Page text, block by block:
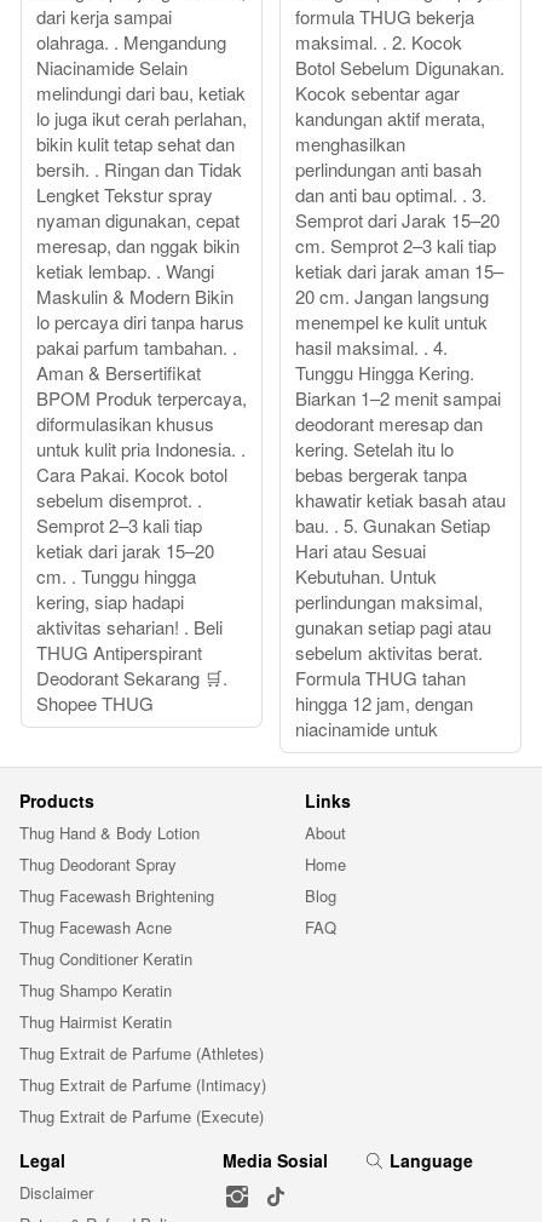
dari kerja sampai
olahraga. . Mengandung
Niacinamide Selain
melindungi dari bau, ketiak
lo juga ikut cerah perlahan,
bikin kulit tetap sehat dan
bersih. . Ringan dan Tidak
Lengket Tekstur spray
nyaman digunakan, cepat
meresap, dan nggak bikin
ketiak lembap. . Wangi
Maskulin & Modern Bikin
lo percaya diri tanpa harus
pakai parfum tambahan. .
Aman & Bersertifikat
BPOM Produk terpercaya,
diformulasikan khusus
untuk kulit pria Indonesia. .
Cara Pakai. Kocok botol
sebelum disemprot. .
Semprot 2–3 kali tiap
ketiak dari jarak 15–20
cm. . Tunggu hingga
kering, siap hadapi
aktivitas seharian! . Beli
THUG Antiperspirant
Deodorant Sekarang 🛒.
Shopee THUG
formula THUG bekerja
maksimal. . 2. Kocok
Botol Sebelum Digunakan.
Kocok sebentar agar
kandungan aktif merata,
menghasilkan
perlindungan anti basah
dan anti bau optimal. . 3.
Semprot dari Jarak 15–20
cm. Semprot 2–3 kali tiap
ketiak dari jarak aman 15–
20 cm. Jangan langsung
menempel ke kulit untuk
hasil maksimal. . 4.
Tunggu Hingga Kering.
Biarkan 1–2 menit sampai
deodorant meresap dan
kering. Setelah itu lo
bebas bergerak tanpa
khawatir ketiak basah atau
bau. . 5. Gunakan Setiap
Hari atau Sesuai
Kebutuhan. Untuk
perlindungan maksimal,
gunakan setiap pagi atau
sebelum aktivitas berat.
Formula THUG tahan
hingga 12 jam, dengan
niacinamide untuk
Products
Thug Hand & Body Lotion
Thug Deodorant Spray
Thug Facewash Brightening
Thug Facewash Acne
Thug Conditioner Keratin
Thug Shampo Keratin
Thug Hairmist Keratin
Thug Extrait de Parfume (Athletes)
Thug Extrait de Parfume (Intimacy)
Thug Extrait de Parfume (Execute)
Links
About
Home
Blog
FAQ
Legal
Disclaimer
Media Sosial Language